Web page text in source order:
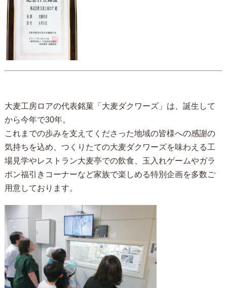
大麦工房ロアの代表銘菓「大麦ダクワーズ」は、誕生して
から今年で30年。
これまでの歩みを支えてくださった地域の皆様への感謝の
気持ちを込め、つくりたての大麦ダクワーズを味わえる工
場見学やレストラン大麦亭での飲食、玉入れゲームやガラ
ポン福引きコーナーなど家族で楽しめる特別企画を多数ご
用意しております。